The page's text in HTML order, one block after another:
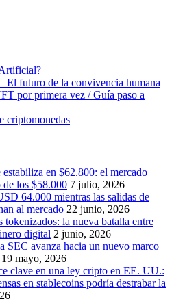
El futuro de la convivencia humana
por primera vez / Guía paso a
criptomonedas
en $62.800: el mercado
de los $58.000 7 julio, 2026
64.000 mientras las salidas de
al mercado 22 junio, 2026
tokenizados: la nueva batalla entre
digital 2 junio, 2026
SEC avanza hacia un nuevo marco
19 mayo, 2026
clave en una ley cripto en EE. UU.:
en stablecoins podría destrabar la